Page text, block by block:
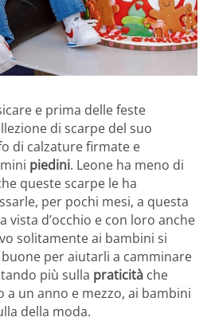
e prima delle feste
di scarpe del suo
di calzature firmate e
piedini. Leone ha meno di
queste scarpe le ha
per pochi mesi, a questa
vista d’occhio e con loro anche
solitamente ai bambini si
per aiutarli a camminare
più sulla praticità che
a un anno e mezzo, ai bambini
della moda.